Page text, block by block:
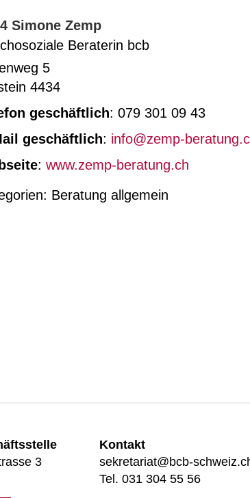
Simone Zemp
Beraterin bcb
5
4434
geschäftlich: 079 301 09 43
geschäftlich: info@zemp-
: www.zemp-beratung.ch
Beratung allgemein
3
Kontakt
sekretariat@bcb-
Tel. 031 304 55 56